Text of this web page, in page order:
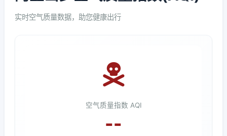
实时空气质量数据，助您健康出行
空气质量指数 AQI
--